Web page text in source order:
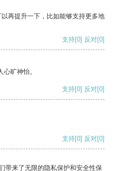
再提升一下，比如能够支持更多地
支持[0] 反对[0]
旷神怡。
支持[0] 反对[0]
支持[0] 反对[0]
带来了无限的隐私保护和安全性保